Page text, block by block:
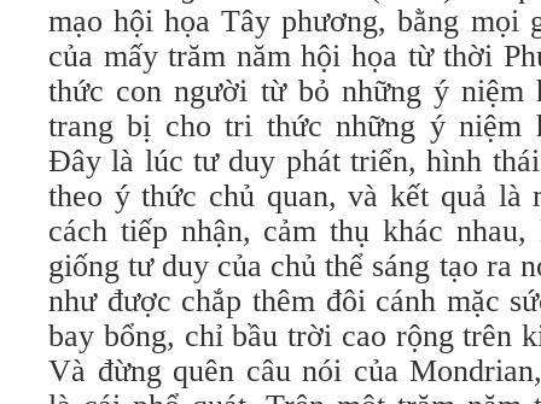
mạo hội họa Tây phương, bằng mọi
của mấy trăm năm hội họa từ thời
thức con người từ bỏ những ý niệm
trang bị cho tri thức những ý niệm
Đây là lúc tư duy phát triển, hình
theo ý thức chủ quan, và kết quả là
cách tiếp nhận, cảm thụ khác
giống tư duy của chủ thể sáng tạo ra
như được chắp thêm đôi cánh mặc
bay bổng, chỉ bầu trời cao rộng trên
Và đừng quên câu nói của